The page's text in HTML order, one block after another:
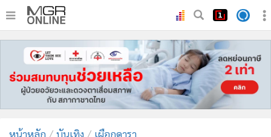
หน้าหลัก
ทันเหตุการณ์
• ภาคใต้
หน้าหลัก บันเทิง เผือกดารา